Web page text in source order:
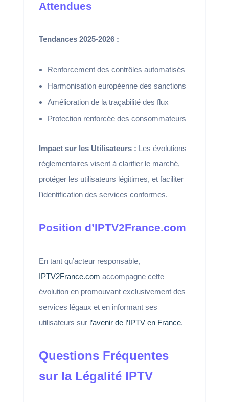
Attendues
Tendances 2025-2026 :
Renforcement des contrôles automatisés
Harmonisation européenne des sanctions
Amélioration de la traçabilité des flux
Protection renforcée des consommateurs
Impact sur les Utilisateurs : Les évolutions
réglementaires visent à clarifier le marché,
protéger les utilisateurs légitimes, et faciliter
l’identification des services conformes.
Position d’IPTV2France.com
En tant qu’acteur responsable,
IPTV2France.com accompagne cette
évolution en promouvant exclusivement des
services légaux et en informant ses
utilisateurs sur l’avenir de l’IPTV en France.
Questions Fréquentes
sur la Légalité IPTV